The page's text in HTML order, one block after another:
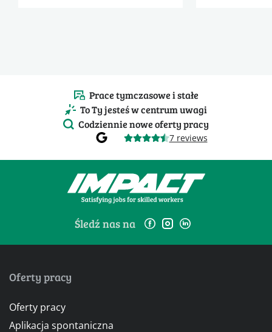
Prace tymczasowe i stałe
To Ty jesteś w centrum uwagi
Codziennie nowe oferty pracy
7 reviews
Śledź nas na
Oferty pracy
Oferty pracy
Aplikacja spontaniczna